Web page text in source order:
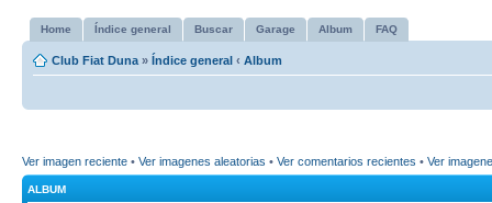
Home Índice general Buscar Garage Album FAQ
Club Fiat Duna » Índice general ‹ Album
Ver imagen reciente • Ver imagenes aleatorias • Ver comentarios recientes • Ver
ALBUM